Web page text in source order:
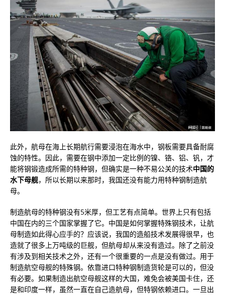
此外，航母在海上长期航行需要浸泡在海水中，钢板需要具备耐腐
蚀的特性。因此，需要在钢中添加一定比例的镍、铬、铝、钒，才
能将钢锻造成所需的特种钢，但确实是一种不易公关的技术中国的
水下母舰，所以长期以来那时，我国还没有能力用特种钢制造航
母。
制造航母的特种钢没有5米厚，但工艺有点简单。世界上只有包括
中国在内的三个国家掌握了它。中国是如何掌握特殊钢技术，让航
母制造如此得心应手的？应该说，我国的造船技术发展得很早，也
造就了很多上万吨级的巨舰，但航母却从来没有造过。除了之前没
有涉及到相关技术之外，还有一个很重要的一点是没有做过。用于
制造航空母舰的特殊钢。依靠进口特种钢制造货轮是可以的，但没
有必要。如果制造出航空母舰这样的大国，难免会被美国卡住，还
是和印度一样，虽然一直在自己造航母，但特钢依赖进口。一旦出